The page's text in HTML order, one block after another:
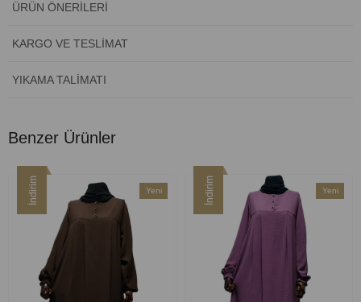
ÜRÜN ÖNERILERI
KARGO VE TESLIMAT
YIKAMA TALIMATI
Benzer Ürünler
İndirim
Yeni
İndirim
Yeni